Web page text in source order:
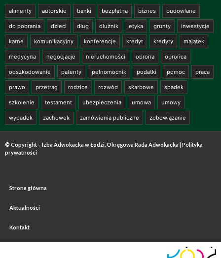
alimenty autorskie banki bezpłatna biznes budowlane
do pobrania dzieci dług dłużnik etyka grunty inwestycje
karne komunikacyjny konferencje kredyt kredyty majątek
medycyna negocjacje nieruchomości obrona obrońca
odszkodowanie patenty pełnomocnik podatki pomoc praca
prawo przetrag rodzice rozwód skarbowe spadek
szkolenie testament ubezpieczenia umowa umowy
wypadek zachowek zamówienia publiczne zobowiązanie
© Copyright – Izba Adwokacka w Łodzi, Okręgowa Rada Adwokacka | Polityka
prywatności
Strona główna
Aktualności
Kontakt